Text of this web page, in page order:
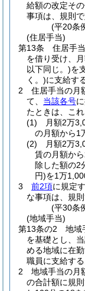
給額の改定そ
事項は、規則で
(平20条
(住居手当)
第13条
住居手
を借り受け、
以下同じ。)を
く。)に支給す
2
住居手当の月
て、 当該各号
たときは、こ
(1)
月額2万
の月額から1
(2)
月額2万
賃の月額か
除した額の2
円)を1万
3
前2項に規定
な事項は、規則
(平30条
(地域手当)
第13条の2
地域
を基礎とし、
める地域に在
職員に支給する
2
地域手当の月
の合計額に規